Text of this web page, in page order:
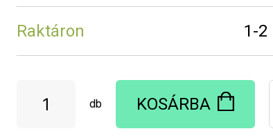
Raktáron 1-2
db KOSÁRBA